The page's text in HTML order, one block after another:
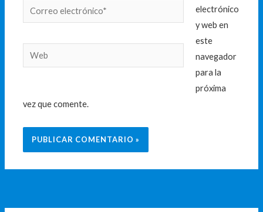
Correo
electrónico*
Web
electrónico
y web en
este
navegador
para la
próxima
vez que comente.